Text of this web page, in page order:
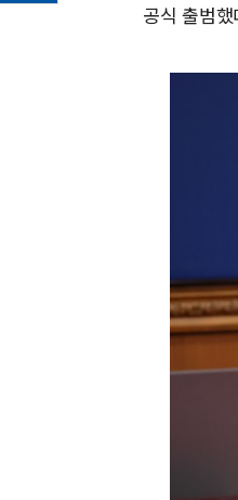
공식 출범했